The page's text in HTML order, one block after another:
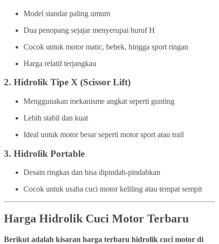
Model standar paling umum
Dua penopang sejajar menyerupai huruf H
Cocok untuk motor matic, bebek, hingga sport ringan
Harga relatif terjangkau
2. Hidrolik Tipe X (Scissor Lift)
Menggunakan mekanisme angkat seperti gunting
Lebih stabil dan kuat
Ideal untuk motor besar seperti motor sport atau trail
3. Hidrolik Portable
Desain ringkas dan bisa dipindah-pindahkan
Cocok untuk usaha cuci motor keliling atau tempat sempit
Harga Hidrolik Cuci Motor Terbaru
Berikut adalah kisaran harga terbaru hidrolik cuci motor di